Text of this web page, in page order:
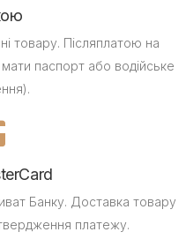
товару. Післяплатою на
паспорт або водійське
Банку. Доставка товару
платежу.